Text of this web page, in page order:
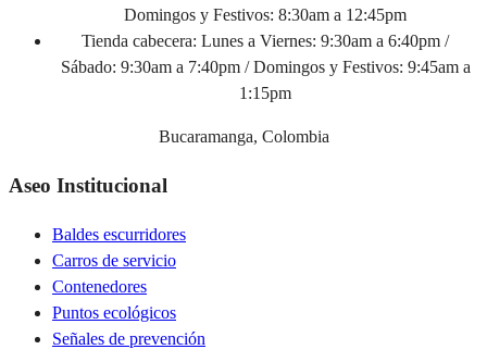
Domingos y Festivos: 8:30am a 12:45pm
Tienda cabecera: Lunes a Viernes: 9:30am a 6:40pm /
Sábado: 9:30am a 7:40pm / Domingos y Festivos: 9:45am a
1:15pm
Bucaramanga, Colombia
Aseo Institucional
Baldes escurridores
Carros de servicio
Contenedores
Puntos ecológicos
Señales de prevención